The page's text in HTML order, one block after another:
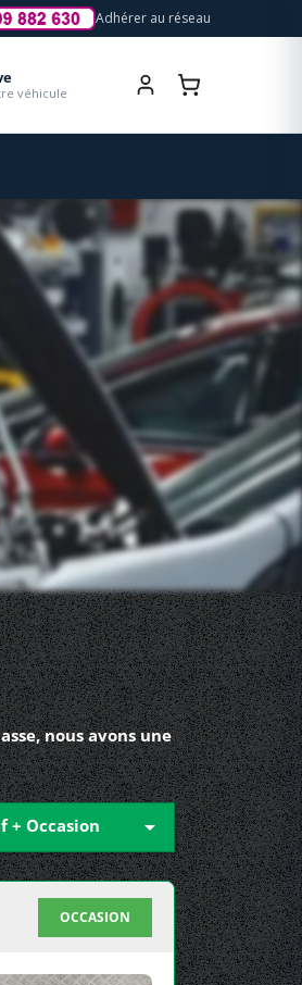
Adhérer au réseau
véhicule
nous avons une
+ Occasion 
OCCASION